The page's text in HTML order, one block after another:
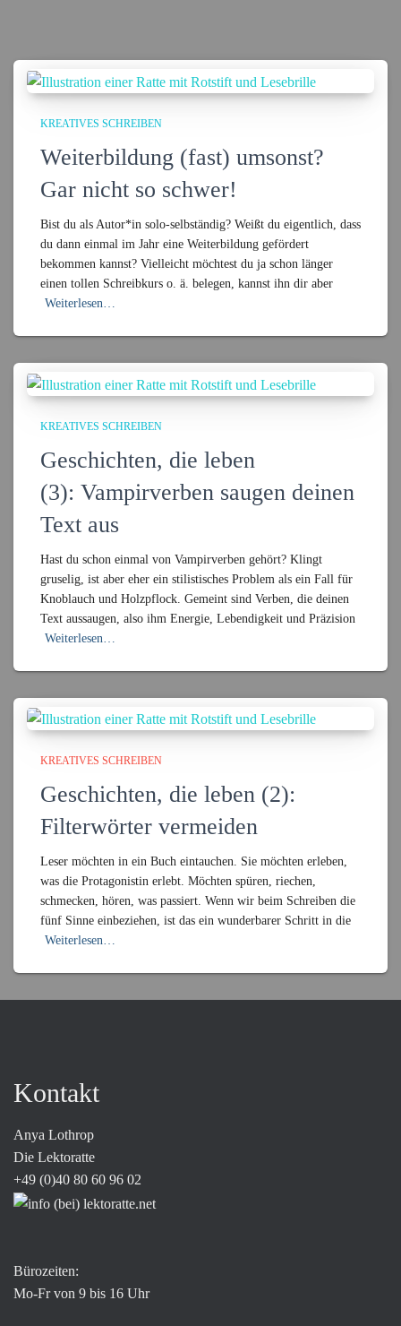
KREATIVES SCHREIBEN
Weiterbildung (fast) umsonst?
Gar nicht so schwer!
Bist du als Autor*in solo-selbständig? Weißt du eigentlich, dass
du dann einmal im Jahr eine Weiterbildung gefördert
bekommen kannst? Vielleicht möchtest du ja schon länger
einen tollen Schreibkurs o. ä. belegen, kannst ihn dir aber
Weiterlesen…
KREATIVES SCHREIBEN
Geschichten, die leben
(3): Vampirverben saugen deinen
Text aus
Hast du schon einmal von Vampirverben gehört? Klingt
gruselig, ist aber eher ein stilistisches Problem als ein Fall für
Knoblauch und Holzpflock. Gemeint sind Verben, die deinen
Text aussaugen, also ihm Energie, Lebendigkeit und Präzision
Weiterlesen…
KREATIVES SCHREIBEN
Geschichten, die leben (2):
Filterwörter vermeiden
Leser möchten in ein Buch eintauchen. Sie möchten erleben,
was die Protagonistin erlebt. Möchten spüren, riechen,
schmecken, hören, was passiert. Wenn wir beim Schreiben die
fünf Sinne einbeziehen, ist das ein wunderbarer Schritt in die
Weiterlesen…
Kontakt
Anya Lothrop
Die Lektoratte
+49 (0)40 80 60 96 02
Bürozeiten:
Mo-Fr von 9 bis 16 Uhr